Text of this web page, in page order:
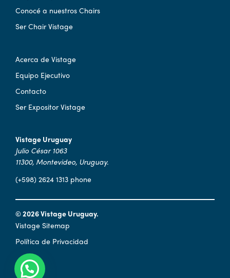
Conocé a nuestros Chairs
Ser Chair Vistage
Acerca de Vistage
Equipo Ejecutivo
Contacto
Ser Expositor Vistage
Vistage Uruguay
Julio César 1063
11300, Montevideo, Uruguay.
(+598) 2624 1313 phone
© 2026 Vistage Uruguay.
Vistage Sitemap
Política de Privacidad